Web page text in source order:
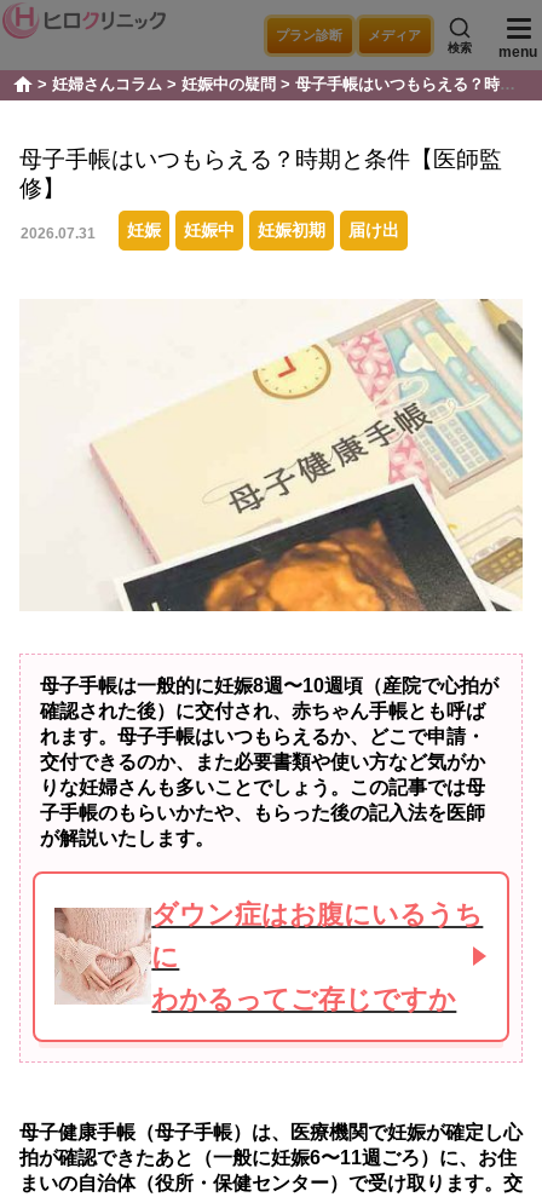
プラン診断 メディア
検索 menu
home妊婦さんコラム 妊娠中の疑問 母子手帳はいつもらえる？時期と条件【医師監修】
母子手帳はいつもらえる？時期と条件【医師監
修】
2026.07.31 妊娠 妊娠中 妊娠初期 届け出
母子手帳は一般的に妊娠8週〜10週頃（産院で心拍が
確認された後）に交付され、赤ちゃん手帳とも呼ば
れます。母子手帳はいつもらえるか、どこで申請・
交付できるのか、また必要書類や使い方など気がか
りな妊婦さんも多いことでしょう。この記事では母
子手帳のもらいかたや、もらった後の記入法を医師
が解説いたします。
ダウン症はお腹にいるうち
に
わかるってご存じですか
母子健康手帳（母子手帳）は、医療機関で妊娠が確定し心
拍が確認できたあと（一般に妊娠6〜11週ごろ）に、お住
まいの自治体（役所・保健センター）で受け取ります。交